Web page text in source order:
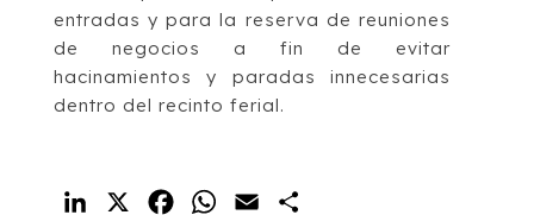
entradas y para la reserva de reuniones
de negocios a fin de evitar
hacinamientos y paradas innecesarias
dentro del recinto ferial.
LinkedIn FacebookWhatsApp
Email